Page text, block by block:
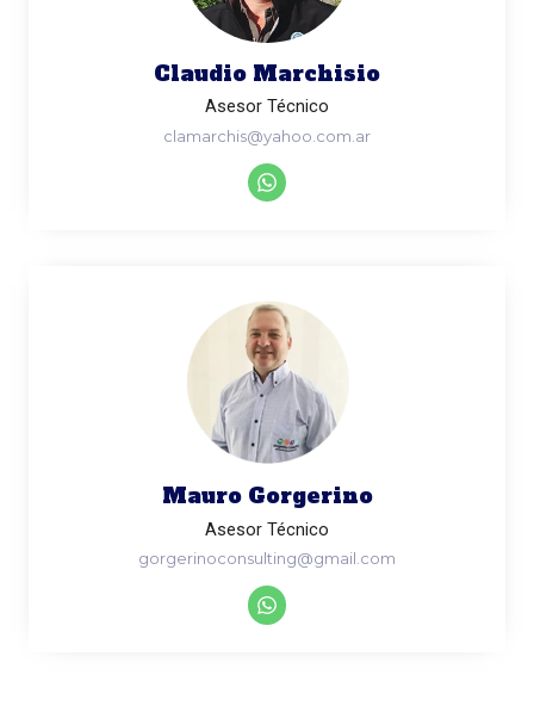
Claudio Marchisio
Asesor Técnico
clamarchis@yahoo.com.ar
Mauro Gorgerino
Asesor Técnico
gorgerinoconsulting@gmail.com